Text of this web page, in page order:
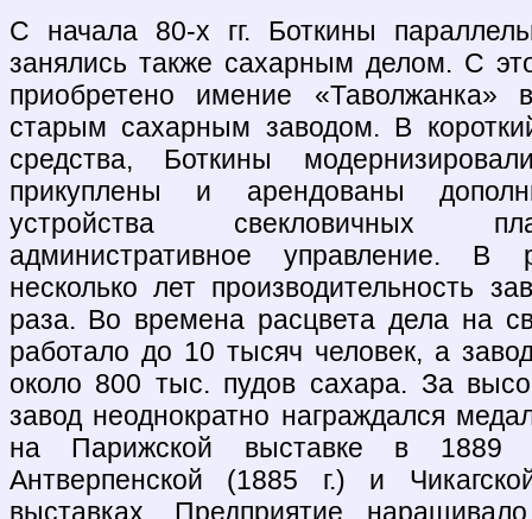
С начала 80-х гг. Боткины
занялись также сахарным делом. С
приобретено имение «Таволжанка»
старым сахарным заводом. В
средства, Боткины
прикуплены и арендованы
устройства свекловичных
административное управление. В
несколько лет производительность
раза. Во времена расцвета дела на
работало до 10 тысяч человек, а
около 800 тыс. пудов сахара. За
завод неоднократно награждался
на Парижской выставке в
Антверпенской (1885 г.) и
выставках. Предприятие